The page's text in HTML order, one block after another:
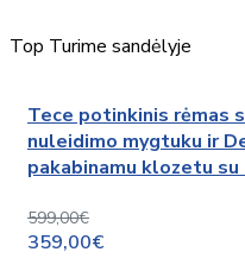
Top Turime sandėlyje
Tece potinkinis rėmas su
nuleidimo mygtuku ir Deante Peonia rimless
pakabinamu klozetu
599,00€
359,00€